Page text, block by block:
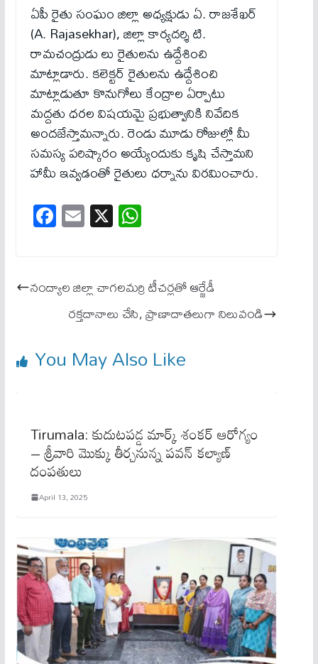
ఏపీ రైతు సంఘం జిల్లా అధ్యక్షుడు ఏ. రాజశేఖర్
(A. Rajasekhar), జిల్లా కార్యదర్శి టి.
రామచంద్రుడు లు రైతులను ఉద్దేశించి
మాట్లాడారు. కలెక్టర్ రైతులను ఉద్దేశించి
మాట్లాడుతూ కొనుగోలు కేంద్రాల ఏర్పాటు
మద్దతు ధరల విషయమై ప్రభుత్వానికి నివేదిక
అందజేస్తామన్నారు. రెండు మూడు రోజుల్లో మీ
సమస్య పరిష్కారం అయ్యేందుకు కృషి చేస్తామని
హామీ ఇవ్వడంతో రైతులు ధర్నాను విరమించారు.
Fa
ce
ok
E
m
X W
ha
A
pp
నంద్యాల జిల్లా చాగలమర్రి టీచర్లతో ఆర్జేడీ
రక్తదానాలు చేసి, ప్రాణాదాతలుగా నిలువండి
You May Also Like
Tirumala: కుదుటపడ్డ మార్క్ శంకర్ ఆరోగ్యం
– శ్రీవారి మొక్కు తీర్చనున్న పవన్ కల్యాణ్
దంపతులు
April 13, 2025